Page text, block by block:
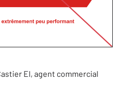
EI, agent commercial